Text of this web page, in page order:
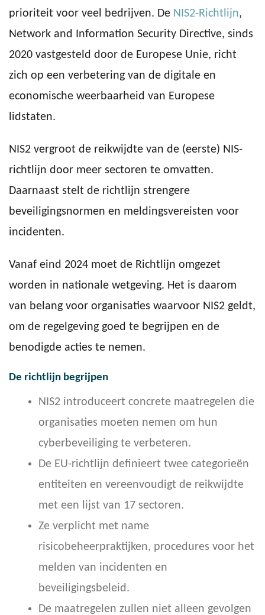
prioriteit voor veel bedrijven. De NIS2-Richtlijn,
Network and Information Security Directive, sinds
2020 vastgesteld door de Europese Unie, richt
zich op een verbetering van de digitale en
economische weerbaarheid van Europese
lidstaten.
NIS2 vergroot de reikwijdte van de (eerste) NIS-
richtlijn door meer sectoren te omvatten.
Daarnaast stelt de richtlijn strengere
beveiligingsnormen en meldingsvereisten voor
incidenten.
Vanaf eind 2024 moet de Richtlijn omgezet
worden in nationale wetgeving. Het is daarom
van belang voor organisaties waarvoor NIS2 geldt,
om de regelgeving goed te begrijpen en de
benodigde acties te nemen.
De richtlijn begrijpen
NIS2 introduceert concrete maatregelen die
organisaties moeten nemen om hun
cyberbeveiliging te verbeteren.
De EU-richtlijn definieert twee categorieën
entiteiten en vereenvoudigt de reikwijdte
met een lijst van 17 sectoren.
Ze verplicht met name
risicobeheerpraktijken, procedures voor het
melden van incidenten en
beveiligingsbeleid.
De maatregelen zullen niet alleen gevolgen